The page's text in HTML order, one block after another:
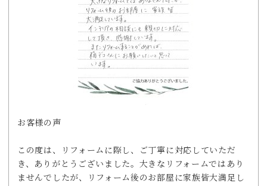
お客様の声
この度は、リフォームに際し、ご丁寧に対応していただ
き、ありがとうございました。大きなリフォームではあり
ませんでしたが、リフォーム後のお部屋に家族皆大満足し